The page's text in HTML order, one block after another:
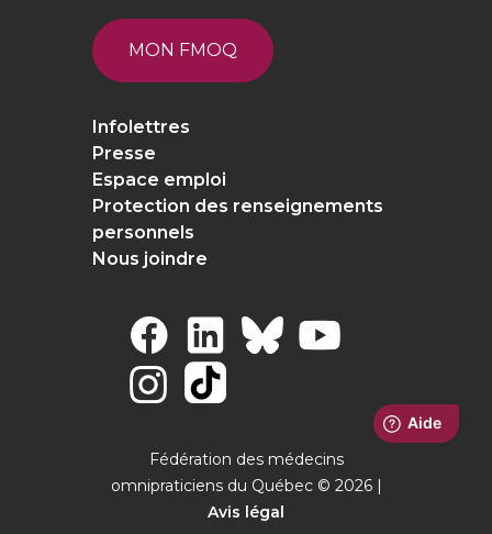
MON FMOQ
Infolettres
Presse
Espace emploi
Protection des renseignements
personnels
Nous joindre
Fédération des médecins
omnipraticiens du Québec © 2026 |
Avis légal